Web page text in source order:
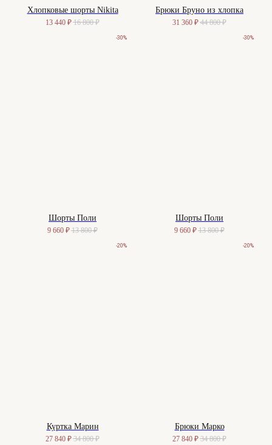
Хлопковые шорты Nikita
13 440 ₽ 16 800 ₽
Брюки Бруно из хлопка
31 360 ₽ 44 800 ₽
-30%
Шорты Поли
9 660 ₽ 13 800 ₽
-30%
Шорты Поли
9 660 ₽ 13 800 ₽
-20%
Куртка Марин
27 840 ₽ 34 800 ₽
-20%
Брюки Марко
27 840 ₽ 34 800 ₽